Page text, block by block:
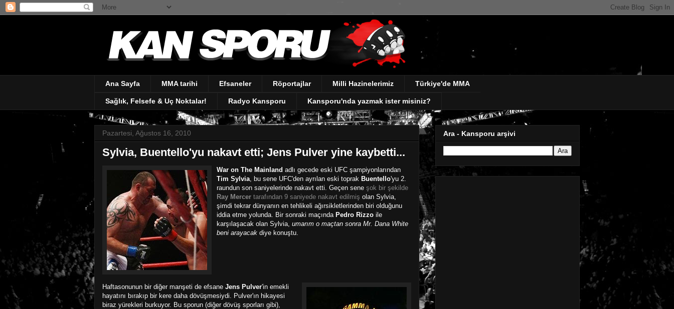
Ana Sayfa MMA tarihi Efsaneler Röportajlar Milli Hazinelerimiz Türkiye'de MMA
Sağlık, Felsefe & Uç Noktalar! Radyo Kansporu Kansporu'nda yazmak ister misiniz?
Pazartesi, Ağustos 16, 2010
Sylvia, Buentello'yu nakavt etti; Jens Pulver yine kaybetti...
War on The Mainland adlı gecede eski UFC şampiyonlarından
Tim Sylvia , bu sene UFC'den ayrılan eski toprak Buentello'yu 2.
raundun son saniyelerinde nakavt etti. Geçen sene şok bir şekilde
Ray Mercer tarafından 9 saniyede nakavt edilmiş olan Sylvia,
şimdi tekrar dünyanın en tehlikeli ağırsikletlerinden biri olduğunu
iddia etme yolunda. Bir sonraki maçında Pedro Rizzo ile
karşılaşacak olan Sylvia, umarım o maçtan sonra Mr. Dana White
beni arayacak diye konuştu.
Haftasonunun bir diğer manşeti de efsane Jens Pulver'in emekli
hayatını bırakıp bir kere daha dövüşmesiydi. Pulver'ın hikayesi
biraz yürekleri burkuyor. Bu sporun (diğer dövüş sporları gibi),
Ara - Kansporu arşivi